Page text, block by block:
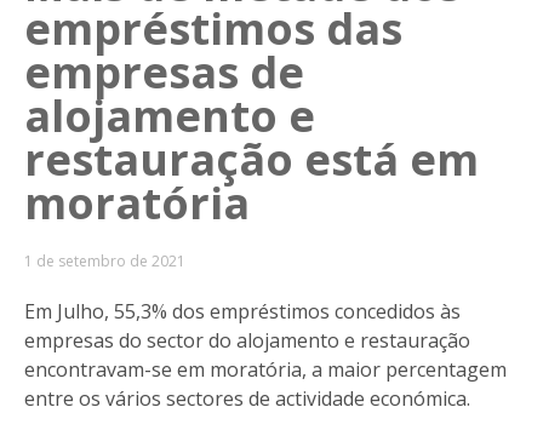
empréstimos das
empresas de
alojamento e
restauração está em
moratória
1 de setembro de 2021
Em Julho, 55,3% dos empréstimos concedidos às
empresas do sector do alojamento e restauração
encontravam-se em moratória, a maior percentagem
entre os vários sectores de actividade económica.